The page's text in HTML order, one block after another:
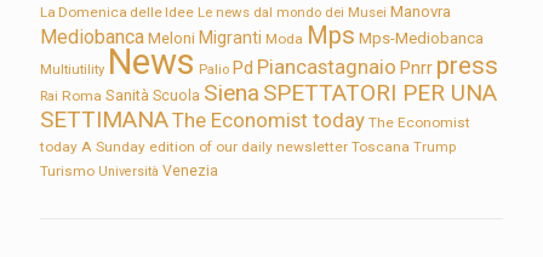
La Domenica delle Idee Le news dal mondo dei Musei Manovra
Mediobanca Meloni Migranti Moda Mps Mps-Mediobanca
Multiutility News Palio Pd Piancastagnaio Pnrr press
Rai Roma Sanità Scuola Siena SPETTATORI PER UNA
SETTIMANAThe Economist today The Economist
today A Sunday edition of our daily newsletter Toscana Trump
Turismo Università Venezia